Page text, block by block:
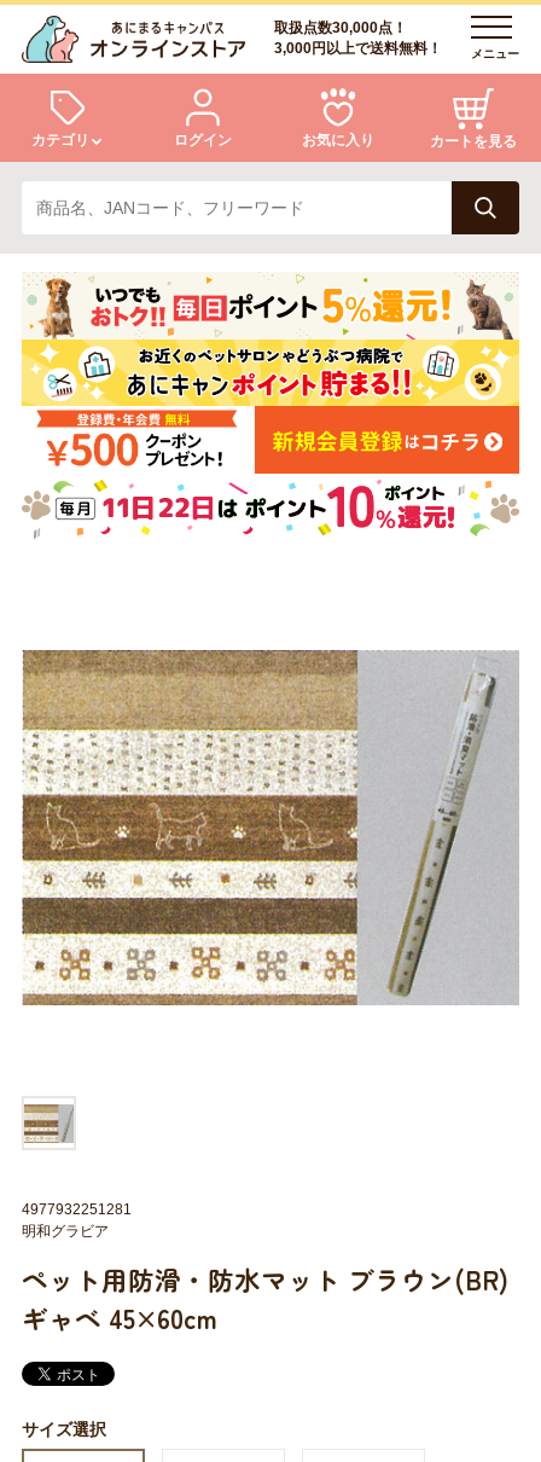
取扱点数30,000点！
3,000円以上で送料無料！
メニュー
カテゴリ
犬 猫
小動物・鳥 アクア・爬虫類・昆虫
ドッグフード キャットフード
美容・ケア用品 服・おさんぽ用品
トリマーグッズ シニアサポート
ログイン お気に入り カートを見る
ログイン
会員登録
あにまるキャンパスについて
アフターサービス
商品リクエスト
ペット用防滑・防水マット ブラウン(BR)
ギャベ 45×60cm
4977932251281
明和グラビア
サイズ選択